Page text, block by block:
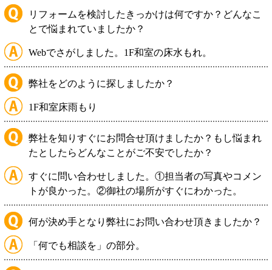
リフォームを検討したきっかけは何ですか？どんなこ
とで悩まれていましたか？
Webでさがしました。1F和室の床水もれ。
弊社をどのように探しましたか？
1F和室床雨もり
弊社を知りすぐにお問合せ頂けましたか？もし悩まれ
たとしたらどんなことがご不安でしたか？
すぐに問い合わせしました。①担当者の写真やコメン
トが良かった。②御社の場所がすぐにわかった。
何が決め手となり弊社にお問い合わせ頂きましたか？
「何でも相談を」の部分。